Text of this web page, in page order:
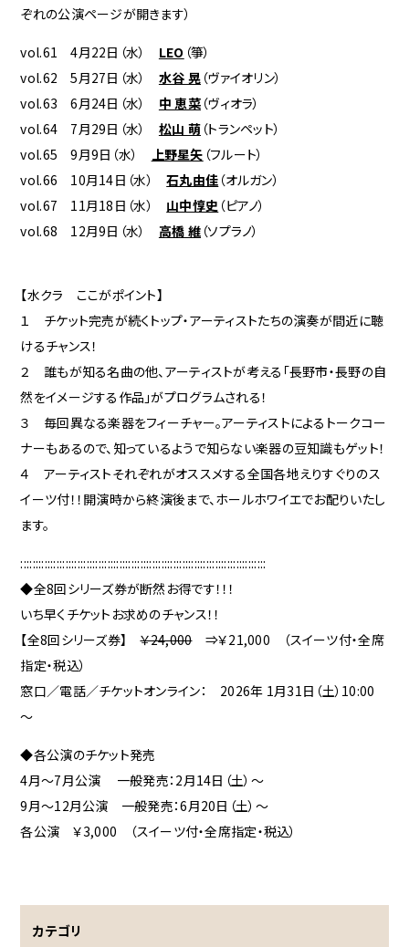
ぞれの公演ページが開きます）
vol.61 4月22日（水） LEO （箏）
vol.62 5月27日（水） 水谷 晃 （ヴァイオリン）
vol.63 6月24日（水） 中 恵菜 （ヴィオラ）
vol.64 7月29日（水） 松山 萌 （トランペット）
vol.65 9月9日（水）
上野星矢 （フルート）
vol.66 10月14日（水）石丸由佳 （オルガン）
vol.67 11月18日（水） 山中惇史 （ピアノ）
vol.68 12月9日（水） 高橋 維 （ソプラノ）
【水クラ ここがポイント】
１ チケット完売が続くトップ・アーティストたちの演奏が間近に聴
けるチャンス！
２ 誰もが知る名曲の他、アーティストが考える「長野市・長野の自
然をイメージする作品」がプログラムされる！
３ 毎回異なる楽器をフィーチャー。アーティストによるトークコー
ナーもあるので、知っているようで知らない楽器の豆知識もゲット！
４ アーティストそれぞれがオススメする全国各地えりすぐりのス
イーツ付！！開演時から終演後まで、ホールホワイエでお配りいたし
ます。
::::::::::::::::::::::::::::::::::::::::::::::::::::::::::::::::::::::::::::::::::
◆全8回シリーズ券が断然お得です！！！
いち早くチケットお求めのチャンス！！
【全8回シリーズ券】￥24,000⇒￥21,000 （スイーツ付・全席
指定・税込）
窓口／電話／チケットオンライン： 2026年 1月31日（土）10:00
～
◆各公演のチケット発売
4月～7月公演 一般発売：2月14日（土）～
9月～12月公演 一般発売：6月20日（土）～
各公演 ￥3,000 （スイーツ付・全席指定・税込）
カテゴリ